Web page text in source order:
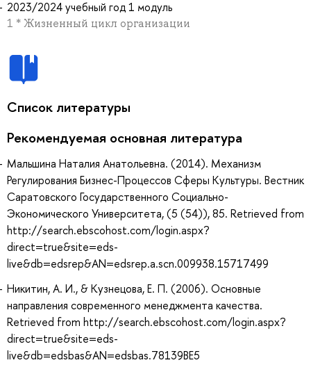
2023/2024 учебный год 1 модуль
1 * Жизненный цикл организации
Список литературы
Рекомендуемая основная литература
Мальшина Наталия Анатольевна. (2014). Механизм
Регулирования Бизнес-Процессов Сферы Культуры. Вестник
Саратовского Государственного Социально-
Экономического Университета, (5 (54)), 85. Retrieved from
http://search.ebscohost.com/login.aspx?
direct=true&site=eds-
live&db=edsrep&AN=edsrep.a.scn.009938.15717499
Никитин, А. И., & Кузнецова, Е. П. (2006). Основные
направления современного менеджмента качества.
Retrieved from http://search.ebscohost.com/login.aspx?
direct=true&site=eds-
live&db=edsbas&AN=edsbas.78139BE5